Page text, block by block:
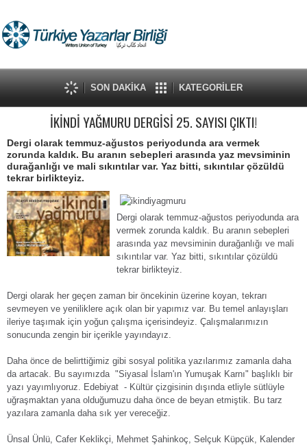
SON DAKİKA KATEGORİLER
İKİNDİ YAĞMURU DERGİSİ 25. SAYISI ÇIKTI!
Dergi olarak temmuz-ağustos periyodunda ara vermek
zorunda kaldık. Bu aranın sebepleri arasında yaz mevsiminin
durağanlığı ve mali sıkıntılar var. Yaz bitti, sıkıntılar çözüldü
tekrar birlikteyiz.
Dergi olarak temmuz-ağustos periyodunda ara
vermek zorunda kaldık. Bu aranın sebepleri
arasında yaz mevsiminin durağanlığı ve mali
sıkıntılar var. Yaz bitti, sıkıntılar çözüldü
tekrar birlikteyiz.
Dergi olarak her geçen zaman bir öncekinin üzerine koyan, tekrarı
sevmeyen ve yeniliklere açık olan bir yapımız var. Bu temel anlayışları
ileriye taşımak için yoğun çalışma içerisindeyiz. Çalışmalarımızın
sonucunda zengin bir içerikle yayındayız.
Daha önce de belirttiğimiz gibi sosyal politika yazılarımız zamanla daha
da artacak. Bu sayımızda "Siyasal İslam'ın Yumuşak Karnı" başlıklı bir
yazı yayımlıyoruz. Edebiyat - Kültür çizgisinin dışında etliyle sütlüyle
uğraşmaktan yana olduğumuzu daha önce de beyan etmiştik. Bu tarz
yazılara zamanla daha sık yer vereceğiz.
Ünsal Ünlü, Cafer Keklikçi, Mehmet Şahinkoç, Selçuk Küpçük, Kalender